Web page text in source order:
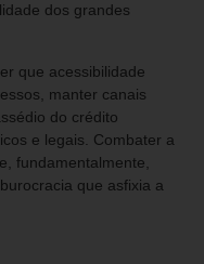
dos grandes
que acessibilidade
manter canais
do crédito
e legais. Combater a
fundamentalmente,
que asfixia a